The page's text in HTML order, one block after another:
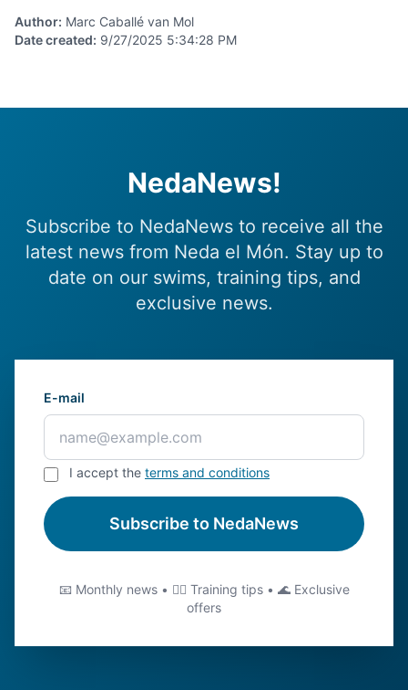
Author: Marc Caballé van Mol
Date created: 9/27/2025 5:34:28 PM
NedaNews!
Subscribe to NedaNews to receive all the
latest news from Neda el Món. Stay up to
date on our swims, training tips, and
exclusive news.
E-mail
I accept the terms and conditions
Subscribe to NedaNews
📧 Monthly news • 🏊‍♂️ Training tips • 🌊 Exclusive
offers